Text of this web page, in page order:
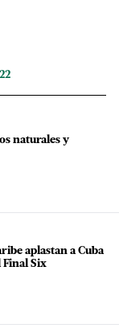
naturales y
aplastan a Cuba
Final Six